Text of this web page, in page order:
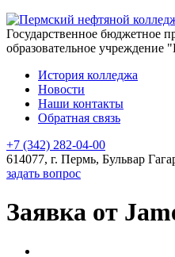
Государственное бюджетное
образовательное
История колледжа
Новости
Наши контакты
Обратная связь
+7 (342) 282-04-00
614077, г. Пермь, Бульвар
задать вопрос
Заявка от